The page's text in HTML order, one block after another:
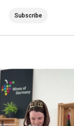
Subscribe